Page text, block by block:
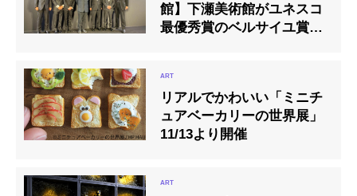
館】下瀬美術館がユネスコ
最優秀賞のベルサイユ賞を
リアルでかわいい「ミニチ
ュアベーカリーの世界展」
11/13より開催